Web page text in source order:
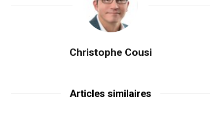
Christophe Cousi
Articles similaires